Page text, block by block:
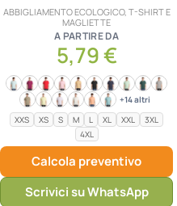
ABBIGLIAMENTO ECOLOGICO, T-SHIRT E
MAGLIETTE
A PARTIRE DA
5,79€
+14 altri
XXS
XS S M L XL XXL
3XL
4XL
Calcola preventivo
Scrivici su WhatsApp